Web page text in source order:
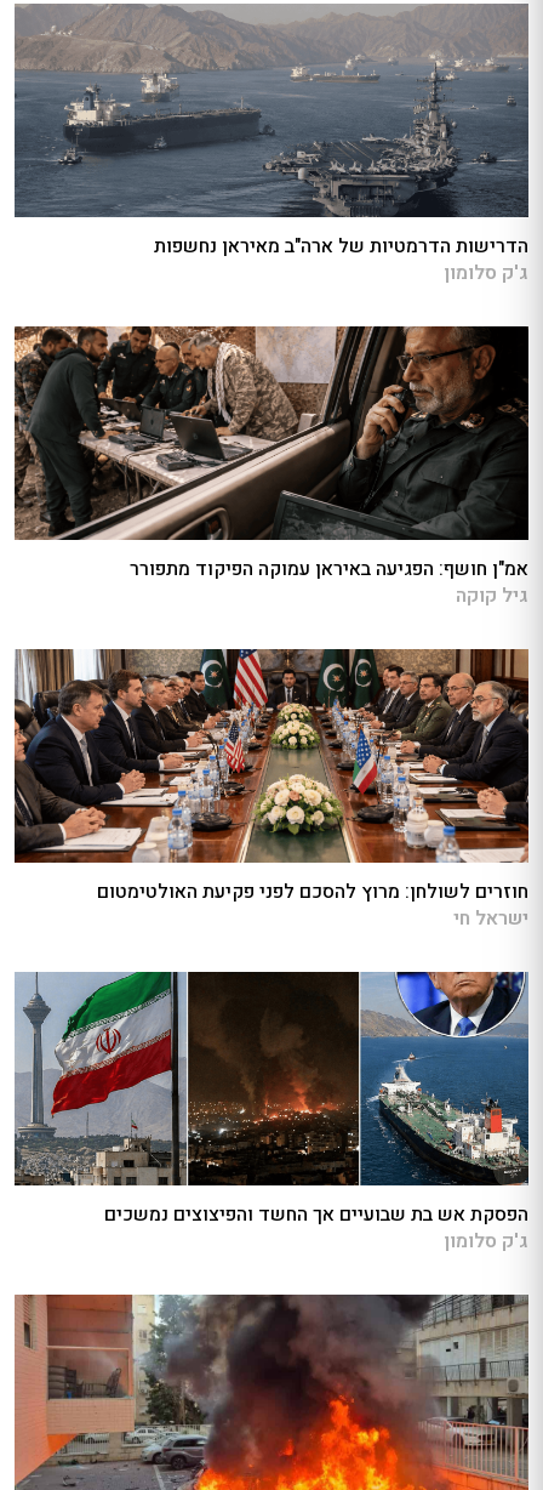
הדרישות הדרמטיות של ארה"ב מאיראן נחשפות
ג'ק סלומון
אמ"ן חושף: הפגיעה באיראן עמוקה הפיקוד מתפורר
גיל קוקה
חוזרים לשולחן: מרוץ להסכם לפני פקיעת האולטימטום
ישראל חי
הפסקת אש בת שבועיים אך החשד והפיצוצים נמשכים
ג'ק סלומון